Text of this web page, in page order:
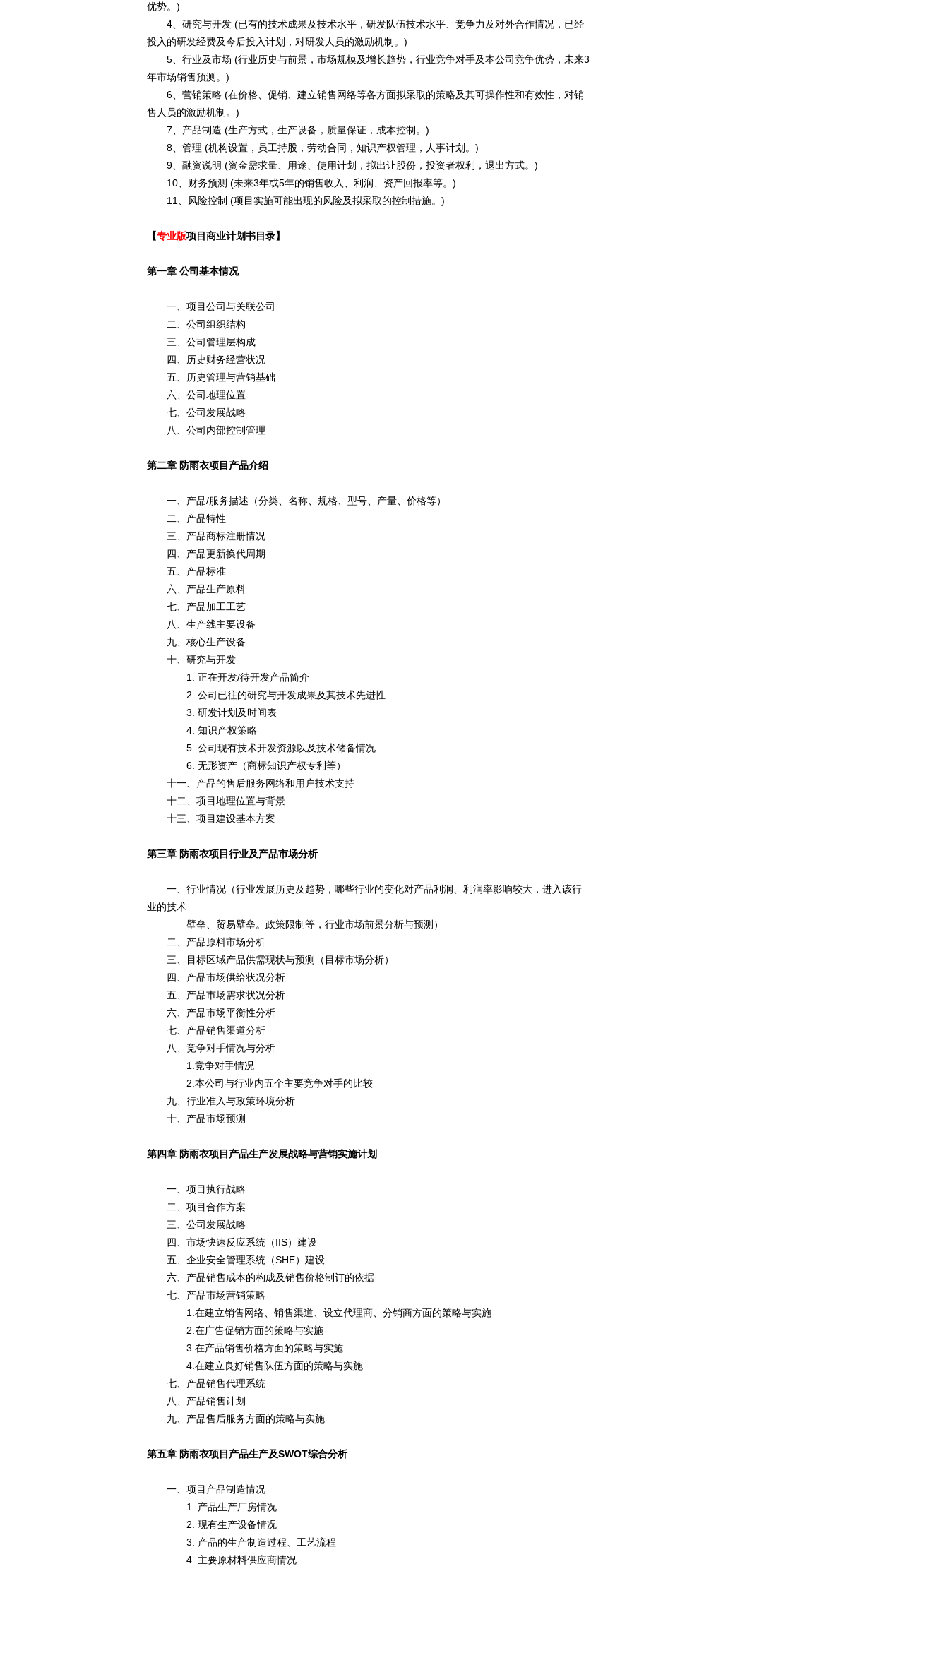
优势。)
4、研究与开发 (已有的技术成果及技术水平，研发队伍技术水平、竞争力及对外合作情况，已经
投入的研发经费及今后投入计划，对研发人员的激励机制。)
5、行业及市场 (行业历史与前景，市场规模及增长趋势，行业竞争对手及本公司竞争优势，未来3
年市场销售预测。)
6、营销策略 (在价格、促销、建立销售网络等各方面拟采取的策略及其可操作性和有效性，对销
售人员的激励机制。)
7、产品制造 (生产方式，生产设备，质量保证，成本控制。)
8、管理 (机构设置，员工持股，劳动合同，知识产权管理，人事计划。)
9、融资说明 (资金需求量、用途、使用计划，拟出让股份，投资者权利，退出方式。)
10、财务预测 (未来3年或5年的销售收入、利润、资产回报率等。)
11、风险控制 (项目实施可能出现的风险及拟采取的控制措施。)
【专业版项目商业计划书目录】
第一章 公司基本情况
一、项目公司与关联公司
二、公司组织结构
三、公司管理层构成
四、历史财务经营状况
五、历史管理与营销基础
六、公司地理位置
七、公司发展战略
八、公司内部控制管理
第二章 防雨衣项目产品介绍
一、产品/服务描述（分类、名称、规格、型号、产量、价格等）
二、产品特性
三、产品商标注册情况
四、产品更新换代周期
五、产品标准
六、产品生产原料
七、产品加工工艺
八、生产线主要设备
九、核心生产设备
十、研究与开发
1. 正在开发/待开发产品简介
2. 公司已往的研究与开发成果及其技术先进性
3. 研发计划及时间表
4. 知识产权策略
5. 公司现有技术开发资源以及技术储备情况
6. 无形资产（商标知识产权专利等）
十一、产品的售后服务网络和用户技术支持
十二、项目地理位置与背景
十三、项目建设基本方案
第三章 防雨衣项目行业及产品市场分析
一、行业情况（行业发展历史及趋势，哪些行业的变化对产品利润、利润率影响较大，进入该行
业的技术
壁垒、贸易壁垒。政策限制等，行业市场前景分析与预测）
二、产品原料市场分析
三、目标区域产品供需现状与预测（目标市场分析）
四、产品市场供给状况分析
五、产品市场需求状况分析
六、产品市场平衡性分析
七、产品销售渠道分析
八、竞争对手情况与分析
1.竞争对手情况
2.本公司与行业内五个主要竞争对手的比较
九、行业准入与政策环境分析
十、产品市场预测
第四章 防雨衣项目产品生产发展战略与营销实施计划
一、项目执行战略
二、项目合作方案
三、公司发展战略
四、市场快速反应系统（IIS）建设
五、企业安全管理系统（SHE）建设
六、产品销售成本的构成及销售价格制订的依据
七、产品市场营销策略
1.在建立销售网络、销售渠道、设立代理商、分销商方面的策略与实施
2.在广告促销方面的策略与实施
3.在产品销售价格方面的策略与实施
4.在建立良好销售队伍方面的策略与实施
七、产品销售代理系统
八、产品销售计划
九、产品售后服务方面的策略与实施
第五章 防雨衣项目产品生产及SWOT综合分析
一、项目产品制造情况
1. 产品生产厂房情况
2. 现有生产设备情况
3. 产品的生产制造过程、工艺流程
4. 主要原材料供应商情况